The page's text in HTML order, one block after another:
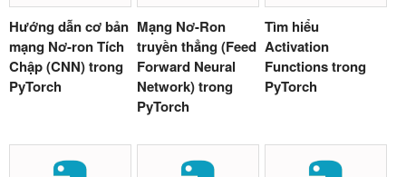
Hướng dẫn cơ bản
mạng Nơ-ron Tích
Chập (CNN) trong
PyTorch
Mạng Nơ-Ron
truyền thẳng (Feed
Forward Neural
Network) trong
PyTorch
Tìm hiểu
Activation
Functions trong
PyTorch